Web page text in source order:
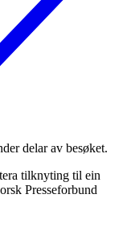
delar av besøket.
tilknyting til ein
Presseforbund